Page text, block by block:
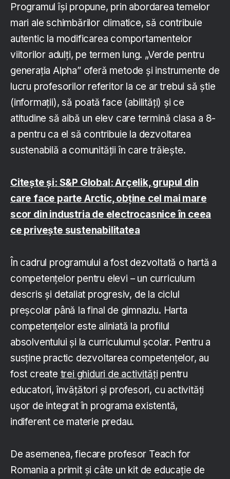
Programul își propune, prin abordarea temelor
mari ale schimbărilor climatice, să contribuie
autentic la modificarea comportamentelor
viitorilor adulți, pe termen lung. „Verde pentru
generația Alpha” oferă metode și instrumente de
lucru profesorilor referitor la ce ar trebui să știe
(informații), să poată face (abilități) și ce
atitudine să aibă un elev care termină clasa a 8-
a pentru ca el să contribuie la dezvoltarea
sustenabilă a comunității în care trăiește.
Citește și: S&P Global: Arçelik, grupul din
care face parte Arctic, obține cel mai mare
scor din industria de electrocasnice în ceea
ce privește sustenabilitatea
În cadrul programului a fost dezvoltată o hartă a
competențelor pentru elevi – un curriculum
descris și detaliat progresiv, de la ciclul
preșcolar până la final de gimnaziu. Harta
competențelor este aliniată la profilul
absolventului și la curriculumul școlar. Pentru a
susține practic dezvoltarea competențelor, au
fost create trei ghiduri de activități pentru
educatori, învățători și profesori, cu activități
ușor de integrat în programa existentă,
indiferent ce materie predau.
De asemenea, fiecare profesor Teach for
Romania a primit și câte un kit de educație de